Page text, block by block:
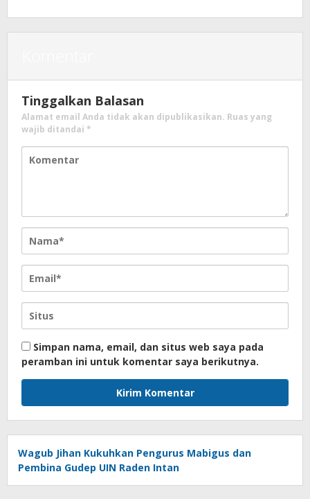
Tinggalkan Balasan
Alamat email Anda tidak akan dipublikasikan. Ruas yang
wajib ditandai *
Simpan nama, email, dan situs web saya pada
peramban ini untuk komentar saya berikutnya.
Wagub Jihan Kukuhkan Pengurus Mabigus dan
Pembina Gudep UIN Raden Intan